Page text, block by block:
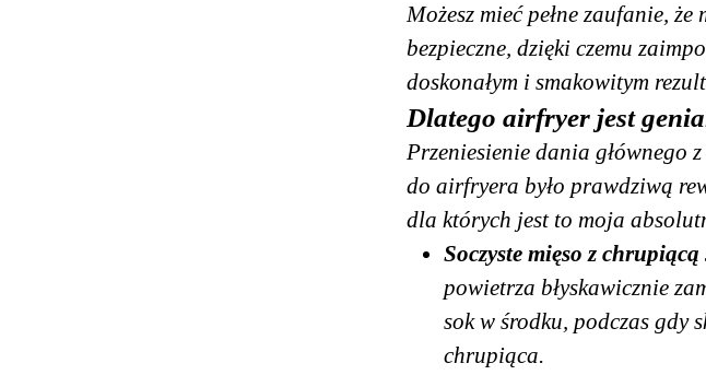
Możesz mieć pełne zaufanie,
bezpieczne, dzięki czemu
doskonałym i smakowitym
Dlatego airfryer jest
Przeniesienie dania głównego
do airfryera było prawdziwą
dla których jest to moja
Soczyste mięso z
powietrza błyskawicznie
sok w środku, podczas gdy
chrupiąca.